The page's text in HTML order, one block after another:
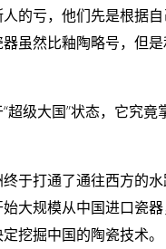
的亏，他们先是根据
虽然比釉陶略号，但
于打通了通往西方的
大规模从中国进口瓷
挖掘中国的陶瓷技术。